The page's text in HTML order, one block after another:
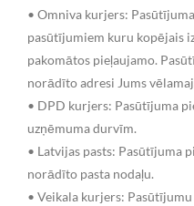
• Omniva kurjers:
pasūtījumiem kuru kopējais
pakomātos pieļaujamo.
norādīto adresi Jums
• DPD kurjers: Pasūtījuma
uzņēmuma durvīm.
• Latvijas pasts: Pasūtījuma
norādīto pasta nodaļu.
• Veikala kurjers: